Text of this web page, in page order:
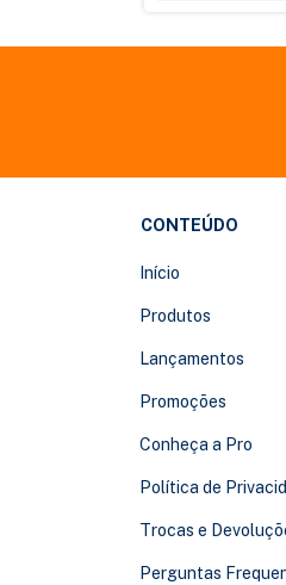
CONTEÚDO
Início
Produtos
Lançamentos
Promoções
Conheça a Pro
Política de
Trocas e
Perguntas